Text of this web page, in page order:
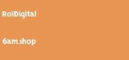
RoiDigital
6am.shop